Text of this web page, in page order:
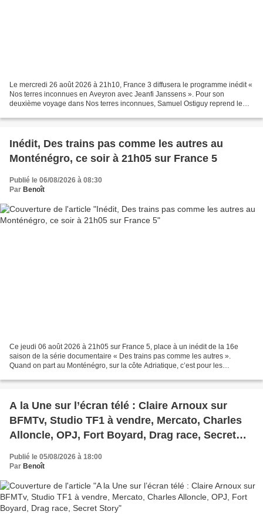
Le mercredi 26 août 2026 à 21h10, France 3 diffusera le programme inédit «
Nos terres inconnues en Aveyron avec Jeanfi Janssens ». Pour son
deuxième voyage dans Nos terres inconnues, Samuel Ostiguy reprend le
Inédit, Des trains pas comme les autres au
Monténégro, ce soir à 21h05 sur France 5
Publié le 06/08/2026 à 08:30
Par Benoît
Ce jeudi 06 août 2026 à 21h05 sur France 5, place à un inédit de la 16e
saison de la série documentaire « Des trains pas comme les autres ».
Quand on part au Monténégro, sur la côte Adriatique, c’est pour les
A la Une sur l’écran télé : Claire Arnoux sur
BFMTv, Studio TF1 à vendre, Mercato, Charles
Alloncle, OPJ, Fort Boyard, Drag race, Secret
Story
Publié le 05/08/2026 à 18:00
Par Benoît